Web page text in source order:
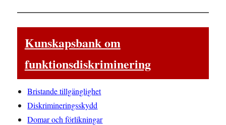
Kunskapsbank om
funktionsdiskriminering
Bristande tillgänglighet
Diskrimineringsskydd
Domar och förlikningar